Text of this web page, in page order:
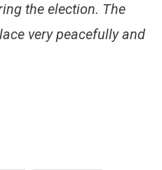
the election. The
very peacefully and